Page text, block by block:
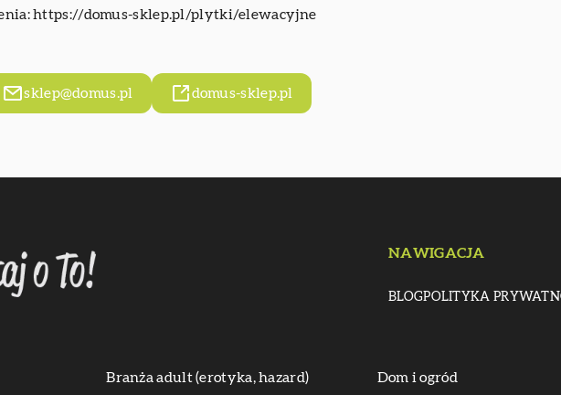
https://domus-sklep.pl/plytki/elewacyjne
sklep@domus.pl domus-sklep.pl
NAWIGACJA
BLOGPOLITYKA
Branża adult (erotyka, hazard) Dom i ogród